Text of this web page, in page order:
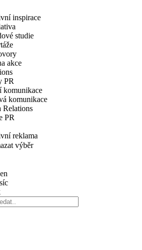
inspirace
studie
akce
PR
komunikace
komunikace
Relations
PR
reklama
výběr